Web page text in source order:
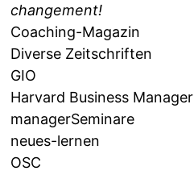
changement!
Coaching-Magazin
Diverse Zeitschriften
GIO
Harvard Business Manager
managerSeminare
neues-lernen
OSC